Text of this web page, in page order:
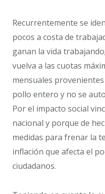
Recurrentemente se
pocos a costa de
ganan la vida
vuelva a las cuotas
mensuales
pollo entero y no se
Por el impacto social
nacional y porque de
medidas para frenar la
inflación que afecta el
ciudadanos.